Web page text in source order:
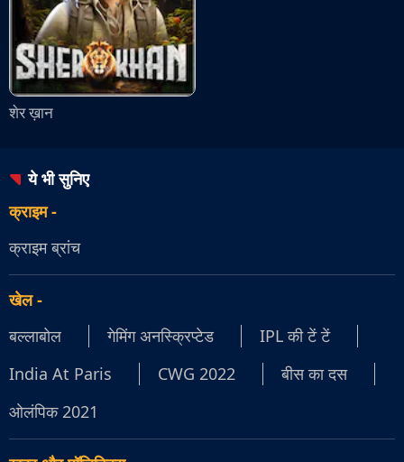
शेर ख़ान
ये भी सुनिए
क्राइम-
क्राइम ब्रांच
खेल-
बल्लाबोल
गेमिंग अनस्क्रिप्टेड
IPL की टें टें
India At Paris
CWG 2022
बीस का दस
ओलंपिक 2021